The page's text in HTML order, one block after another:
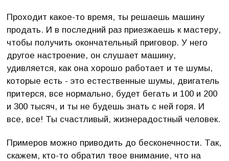
Проходит какое-то время, ты решаешь машину
продать. И в последний раз приезжаешь к мастеру,
чтобы получить окончательный приговор. У него
другое настроение, он слушает машину,
удивляется, как она хорошо работает и те шумы,
которые есть - это естественные шумы, двигатель
притерся, все нормально, будет бегать и 100 и 200
и 300 тысяч, и ты не будешь знать с ней горя. И
все, все! Ты счастливый, жизнерадостный человек.
Примеров можно приводить до бесконечности. Так,
скажем, кто-то обратил твое внимание, что на